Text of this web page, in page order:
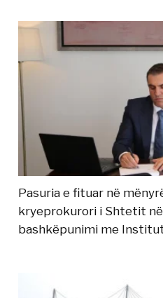
Pasuria e fituar në
kryeprokurori i Shtetit
bashkëpunimi me